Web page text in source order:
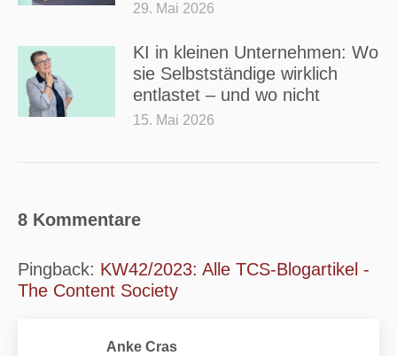
29. Mai 2026
KI in kleinen Unternehmen: Wo
sie Selbstständige wirklich
entlastet – und wo nicht
15. Mai 2026
8 Kommentare
Pingback: KW42/2023: Alle TCS-Blogartikel -
The Content Society
Anke Cras